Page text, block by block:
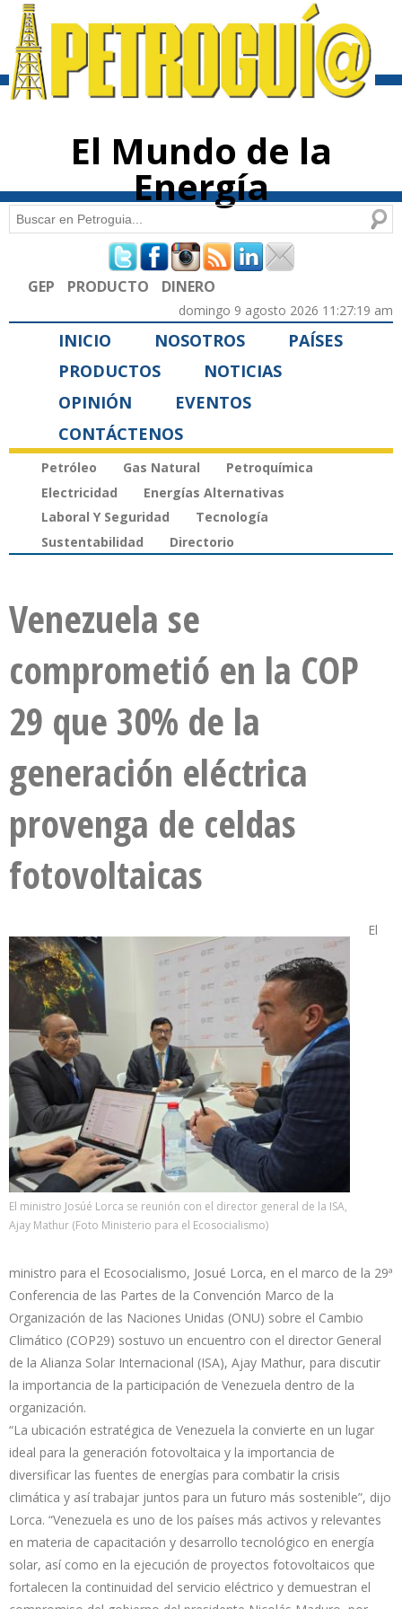
contenido
El Mundo de la
Energía
Formulario de búsqueda
Buscar
GEP PRODUCTO DINERO
domingo 9 agosto 2026 11:27:19 am
INICIO NOSOTROS
PAÍSES
PRODUCTOS
NOTICIAS
OPINIÓN
EVENTOS
CONTÁCTENOS
Petróleo Gas Natural
Petroquímica
Electricidad
Energías Alternativas
Laboral Y Seguridad
Tecnología
Sustentabilidad
Directorio
Venezuela se
comprometió en la COP
29 que 30% de la
generación eléctrica
provenga de celdas
fotovoltaicas
El ministro Josúé Lorca se reunión con el director general de la ISA,
Ajay Mathur (Foto Ministerio para el Ecosocialismo)
El
ministro para el Ecosocialismo, Josué Lorca, en el marco de la 29ª
Conferencia de las Partes de la Convención Marco de la
Organización de las Naciones Unidas (ONU) sobre el Cambio
Climático (COP29) sostuvo un encuentro con el director General
de la Alianza Solar Internacional (ISA), Ajay Mathur, para discutir
la importancia de la participación de Venezuela dentro de la
organización.
“La ubicación estratégica de Venezuela la convierte en un lugar
ideal para la generación fotovoltaica y la importancia de
diversificar las fuentes de energías para combatir la crisis
climática y así trabajar juntos para un futuro más sostenible”, dijo
Lorca. “Venezuela es uno de los países más activos y relevantes
en materia de capacitación y desarrollo tecnológico en energía
solar, así como en la ejecución de proyectos fotovoltaicos que
fortalecen la continuidad del servicio eléctrico y demuestran el